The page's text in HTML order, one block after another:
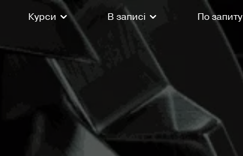
Курси В записі По запиту